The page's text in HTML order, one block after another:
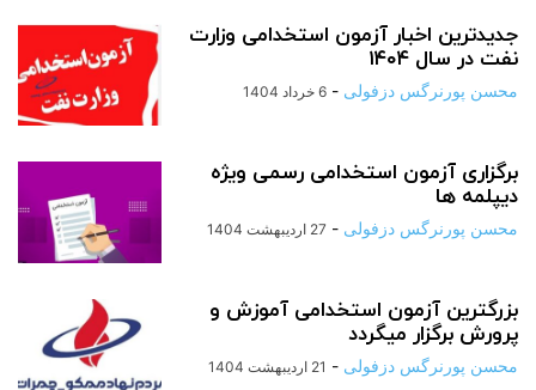
جدیدترین اخبار آزمون استخدامی وزارت
نفت در سال ۱۴۰۴
محسن پورنرگس دزفولی - 6 خرداد 1404
برگزاری آزمون استخدامی رسمی ویژه
دیپلمه ها
محسن پورنرگس دزفولی - 27 اردیبهشت 1404
بزرگترین آزمون استخدامی آموزش و
پرورش برگزار میگردد
محسن پورنرگس دزفولی - 21 اردیبهشت 1404